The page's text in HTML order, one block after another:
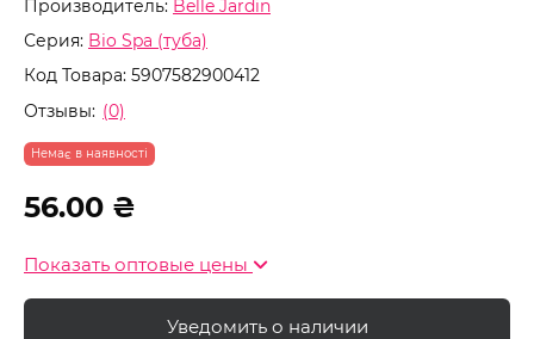
Производитель: Belle Jardin
Серия: Bio Spa (туба)
Код Товара: 5907582900412
Отзывы: (0)
Немає в наявності
56.00 ₴
Показать оптовые цены
Уведомить о наличии